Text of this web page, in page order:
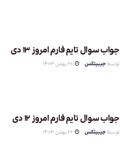
جواب سوال تایم فارم امروز 13 دی
توسط جیبیتکس
جواب سوال تایم فارم امروز 12 دی
توسط جیبیتکس